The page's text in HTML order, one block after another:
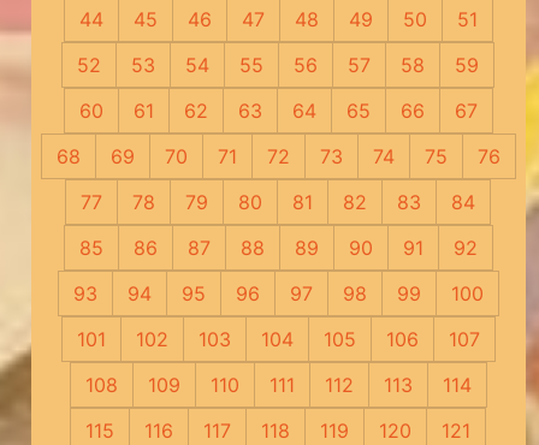
44
45 46 47 48 49 50
51
52
53 54 55 56 57 58
59
60
61 62 63 64 65 66
67
68
69 70 71 72 73 74 75
76
77
78 79 80 81 82 83
84
85
86 87 88 89 90 91
92
93
94 95 96 97 98 99
100
101
102 103 104 105 106
107
108
109 110 111 112 113
114
115
116 117 118 119 120
121